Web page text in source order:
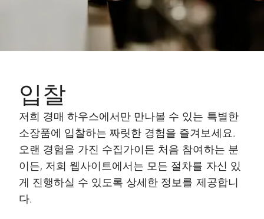
입찰
저희 경매 하우스에서만 만나볼 수 있는 특별한
소장품에 입찰하는 짜릿한 경험을 즐겨보세요.
오랜 경험을 가진 수집가이든 처음 참여하는 분
이든, 저희 웹사이트에서는 모든 절차를 자신 있
게 진행하실 수 있도록 상세한 정보를 제공합니
다.